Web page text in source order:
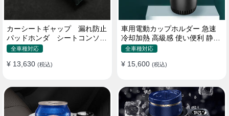
カーシートギャップ 漏れ防止
パッドホンダ シートコンソー
ル 隙間 クッション
全車種対応
¥ 13,630 (税込)
車用電動カップホルダー 急速
冷却加熱 高級感 使い便利 静音
収納 飲み物
全車種対応
¥ 15,600 (税込)